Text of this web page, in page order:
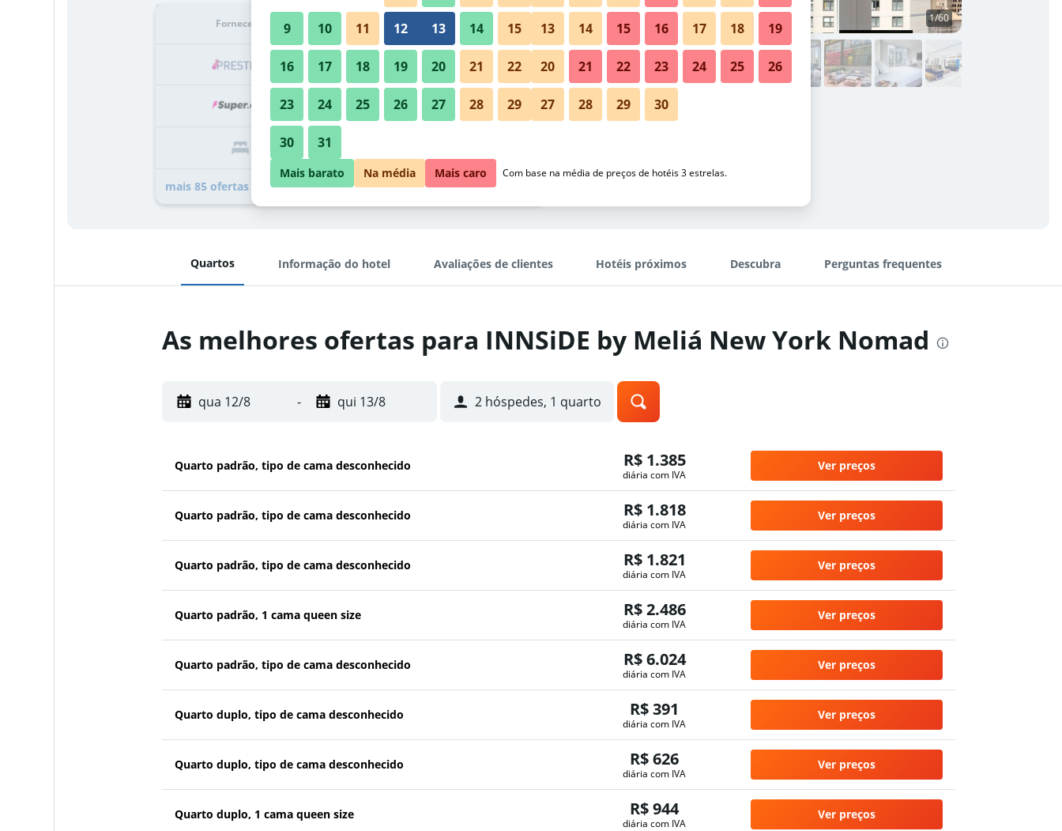
Fornecedor Total por noite
R$ 391 Ver oferta
R$ 626 Ver oferta
mais 85 ofertas do hotel INNSiDE by Meliá New York Nomad
Quarto 1/60
INNSiDE by Meliá New York Nomad: Fotos
Quartos Informação do hotel Avaliações de clientes Hotéis próximos Descubra Perguntas frequentes
As melhores ofertas para INNSiDE by Meliá New York Nomad
qua 12/8 - qui 13/8 2 hóspedes, 1 quarto
Quarto padrão, tipo de cama desconhecido R$ 1.385
diária com IVA
Ver preços
Quarto padrão, tipo de cama desconhecido R$ 1.818
diária com IVA
Ver preços
Quarto padrão, tipo de cama desconhecido R$ 1.821
diária com IVA
Ver preços
Quarto padrão, 1 cama queen size R$ 2.486
diária com IVA
Ver preços
Quarto padrão, tipo de cama desconhecido R$ 6.024
diária com IVA
Ver preços
Quarto duplo, tipo de cama desconhecido R$ 391
diária com IVA
Ver preços
Quarto duplo, tipo de cama desconhecido R$ 626
diária com IVA
Ver preços
Quarto duplo, 1 cama queen size R$ 944
diária com IVA
Ver preços
9 10 11 12 13 14 15
16 17 18 19 20 21 22
23 24 25 26 27 28 29
30 31
13 14 15 16 17 18 19
20 21 22 23 24 25 26
27 28 29 30
Mais barato Na média Mais caro Com base na média de preços de hotéis 3 estrelas.